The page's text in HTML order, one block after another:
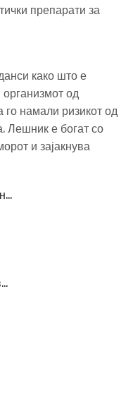
препарати за
како што е
од
намали ризикот од
Лешник е богат со
и зајакнува